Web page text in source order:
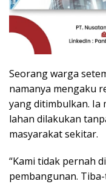
Seorang warga
namanya mengaku
yang ditimbulkan. Ia
lahan dilakukan
masyarakat sekitar.
“Kami tidak pernah
pembangunan.